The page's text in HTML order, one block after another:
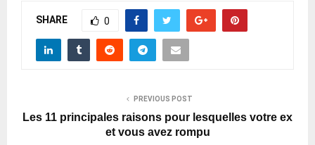
SHARE 0
PREVIOUS POST
Les 11 principales raisons pour lesquelles votre ex
et vous avez rompu